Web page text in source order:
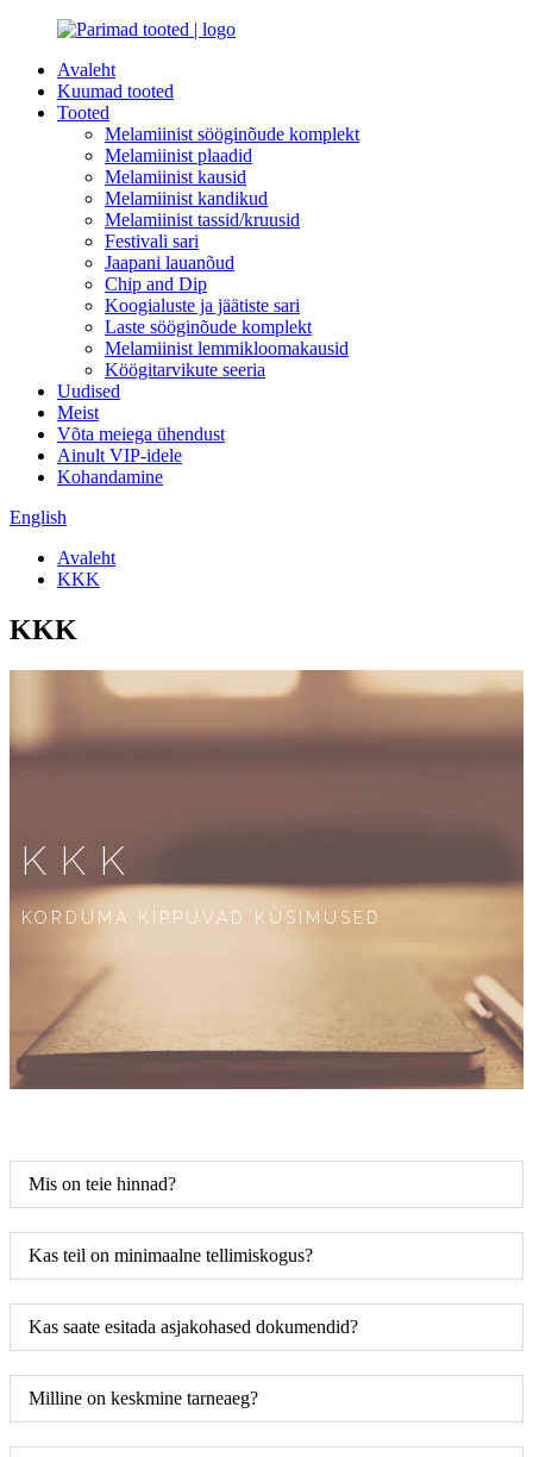
Avaleht
Kuumad tooted
Tooted
Melamiinist sööginõude komplekt
Melamiinist plaadid
Melamiinist kausid
Melamiinist kandikud
Melamiinist tassid/kruusid
Festivali sari
Jaapani lauanõud
Chip and Dip
Koogialuste ja jäätiste sari
Laste sööginõude komplekt
Melamiinist lemmikloomakausid
Köögitarvikute seeria
Uudised
Meist
Võta meiega ühendust
Ainult VIP-idele
Kohandamine
English
Avaleht
KKK
KKK
KKK
KORDUMA KIPPUVAD KÜSIMUSED
Mis on teie hinnad?
Kas teil on minimaalne tellimiskogus?
Kas saate esitada asjakohased dokumendid?
Milline on keskmine tarneaeg?